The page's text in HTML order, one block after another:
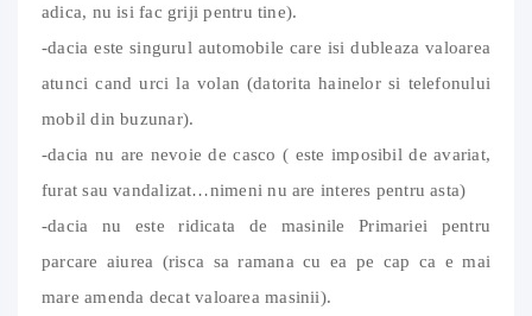
adica, nu isi fac griji pentru tine).
-dacia este singurul automobile care isi dubleaza valoarea
atunci cand urci la volan (datorita hainelor si telefonului
mobil din buzunar).
-dacia nu are nevoie de casco ( este imposibil de avariat,
furat sau vandalizat…nimeni nu are interes pentru asta)
-dacia nu este ridicata de masinile Primariei pentru
parcare aiurea (risca sa ramana cu ea pe cap ca e mai
mare amenda decat valoarea masinii).